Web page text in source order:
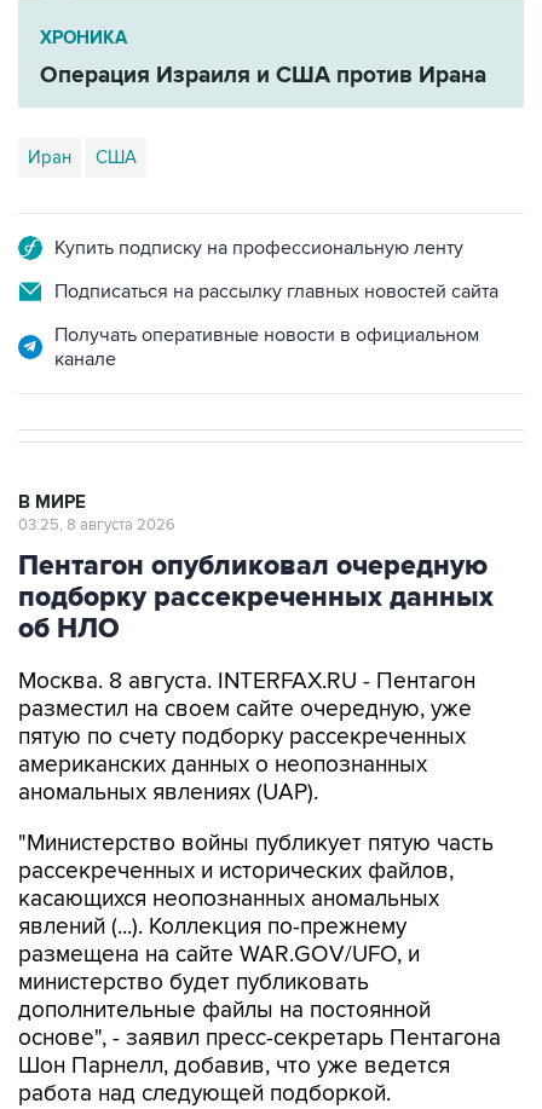
ХРОНИКА
Операция Израиля и США против Ирана
Иран США
Купить подписку на профессиональную ленту
Подписаться на рассылку главных новостей сайта
Получать оперативные новости в официальном
канале
В МИРЕ
03:25, 8 августа 2026
Пентагон опубликовал очередную
подборку рассекреченных данных
об НЛО
Москва. 8 августа. INTERFAX.RU - Пентагон
разместил на своем сайте очередную, уже
пятую по счету подборку рассекреченных
американских данных о неопознанных
аномальных явлениях (UAP).
"Министерство войны публикует пятую часть
рассекреченных и исторических файлов,
касающихся неопознанных аномальных
явлений (...). Коллекция по-прежнему
размещена на сайте WAR.GOV/UFO, и
министерство будет публиковать
дополнительные файлы на постоянной
основе", - заявил пресс-секретарь Пентагона
Шон Парнелл, добавив, что уже ведется
работа над следующей подборкой.